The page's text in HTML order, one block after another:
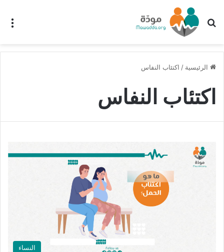
بحث عن
الرئيسية / اكتئاب النفاس
اكتئاب النفاس
النساء